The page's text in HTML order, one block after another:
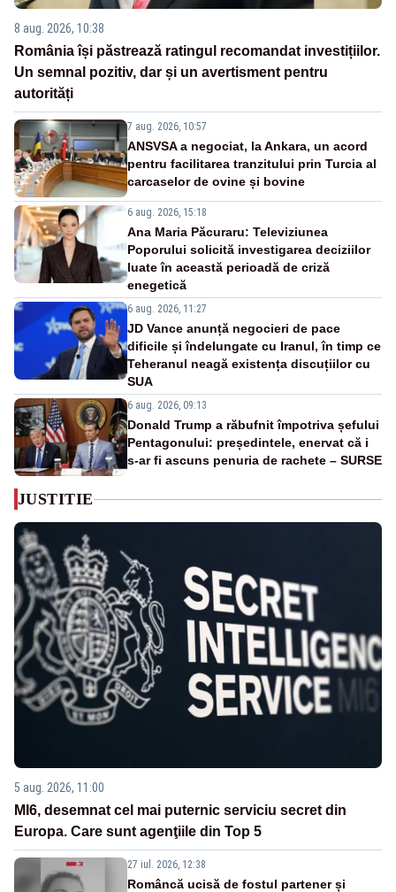
8 aug. 2026, 10:38
România își păstrează ratingul recomandat investițiilor.
Un semnal pozitiv, dar și un avertisment pentru
autorități
7 aug. 2026, 10:57
ANSVSA a negociat, la Ankara, un acord
pentru facilitarea tranzitului prin Turcia al
carcaselor de ovine și bovine
6 aug. 2026, 15:18
Ana Maria Păcuraru: Televiziunea
Poporului solicită investigarea deciziilor
luate în această perioadă de criză
enegetică
6 aug. 2026, 11:27
JD Vance anunță negocieri de pace
dificile și îndelungate cu Iranul, în timp ce
Teheranul neagă existența discuțiilor cu
SUA
6 aug. 2026, 09:13
Donald Trump a răbufnit împotriva șefului
Pentagonului: președintele, enervat că i
s-ar fi ascuns penuria de rachete – SURSE
JUSTITIE
5 aug. 2026, 11:00
MI6, desemnat cel mai puternic serviciu secret din
Europa. Care sunt agenţiile din Top 5
27 iul. 2026, 12:38
Româncă ucisă de fostul partener și